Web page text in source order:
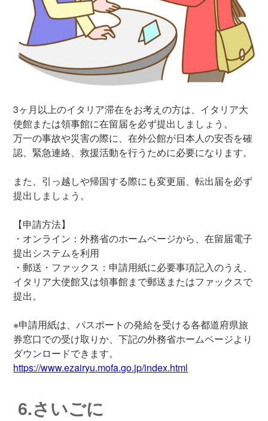
3ヶ月以上のイタリア滞在をお考えの方は、イタリア大
使館または領事館に在留届を必ず提出しましょう。
万一の事故や災害の際に、在外公館が日本人の安否を確
認、緊急連絡、救援活動を行うために必要になります。
また、引っ越しや帰国する際にも変更届、転出届を必ず
提出しましょう。
【申請方法】
・オンライン：外務省のホームページから、在留届電子
提出システムを利用
・郵送・ファックス：申請用紙に必要事項記入のうえ、
イタリア大使館又は領事館まで郵送またはファックスで
提出。
※申請用紙は、パスポートの発給を受ける各都道府県旅
券窓口での受け取りか、下記の外務省ホームページより
ダウンロードできます。
https://www.ezairyu.mofa.go.jp/index.html
6.さいごに